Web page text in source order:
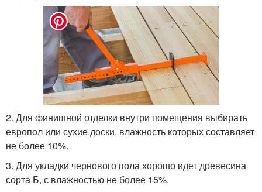
2. Для финишной отделки внутри помещения выбирать
европол или сухие доски, влажность которых составляет
не более 10%.
3. Для укладки чернового пола хорошо идет древесина
сорта Б, с влажностью не более 15%.